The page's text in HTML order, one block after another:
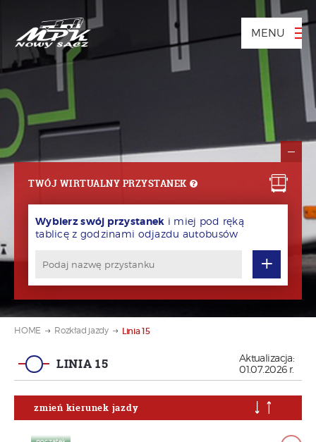
MENU
TWÓJ WIRTUALNY PRZYSTANEK
Wybierz swój przystanek i miej pod ręką
tablicę z godzinami odjazdu autobusów
+
HOME Rozkład jazdy Linia 15
LINIA 15
Aktualizacja:
01.07.2026 r.
zmień kierunek jazdy